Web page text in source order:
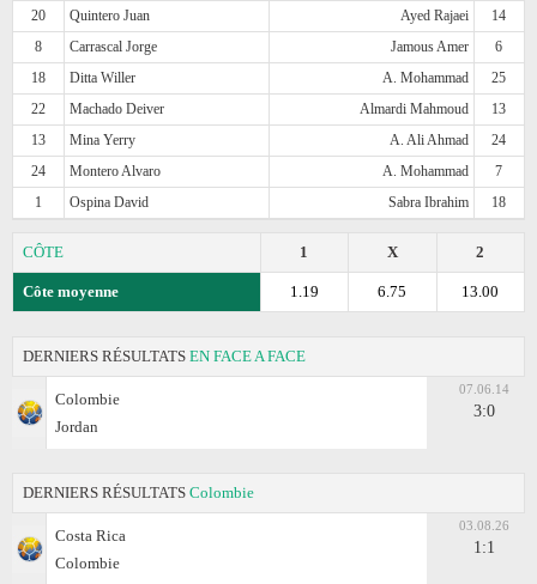
20
Quintero Juan Ayed Rajaei
14
8
Carrascal Jorge Jamous Amer
6
18
Ditta Willer A. Mohammad
25
22
Machado Deiver Almardi Mahmoud
13
13
Mina Yerry A. Ali Ahmad
24
24
Montero Alvaro A. Mohammad
7
1
Ospina David Sabra Ibrahim 18
CÔTE 2
X
1
Côte moyenne 13.00
6.75
1.19
DERNIERS RÉSULTATS EN FACE A FACE
Colombie
Jordan
07.06.14
3:0
DERNIERS RÉSULTATS Colombie
Costa Rica
Colombie
03.08.26
1:1